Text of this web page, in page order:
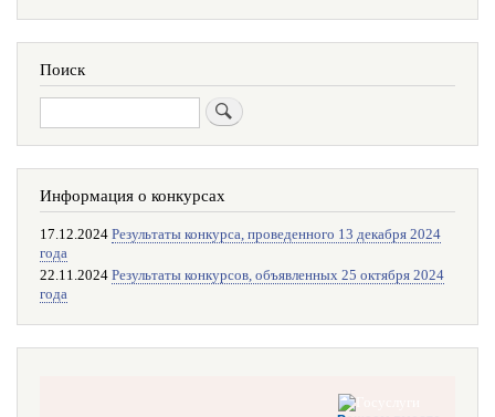
Поиск
Информация о конкурсах
17.12.2024 Результаты конкурса, проведенного 13 декабря 2024
года
22.11.2024 Результаты конкурсов, объявленных 25 октября 2024
года